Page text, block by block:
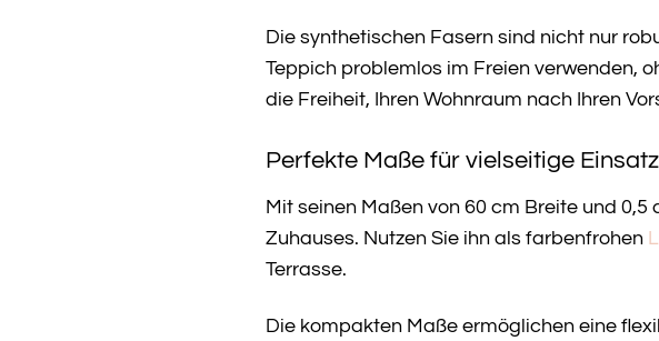
Die synthetischen Fasern sind nicht nur
Teppich problemlos im Freien verwenden,
die Freiheit, Ihren Wohnraum nach Ihren
Perfekte Maße für vielseitige
Mit seinen Maßen von 60 cm Breite und
Zuhauses. Nutzen Sie ihn als farbenfrohen
Terrasse.
Die kompakten Maße ermöglichen eine